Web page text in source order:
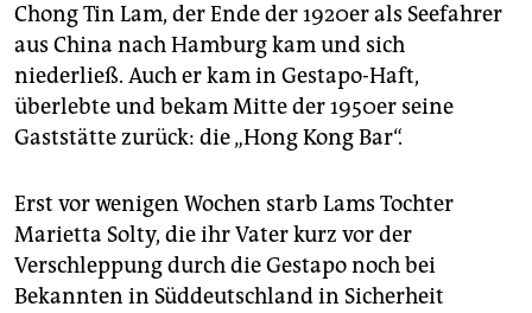
Chong Tin Lam, der Ende der 1920er als Seefahrer
aus China nach Hamburg kam und sich
niederließ. Auch er kam in Gestapo-Haft,
überlebte und bekam Mitte der 1950er seine
Gaststätte zurück: die „Hong Kong Bar“.
Erst vor wenigen Wochen starb Lams Tochter
Marietta Solty, die ihr Vater kurz vor der
Verschleppung durch die Gestapo noch bei
Bekannten in Süddeutschland in Sicherheit